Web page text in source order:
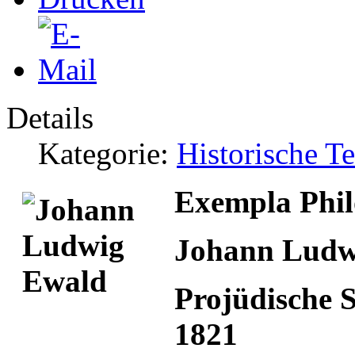
Details
Kategorie: Historische
Exempla
Johann
Projüdische
1821